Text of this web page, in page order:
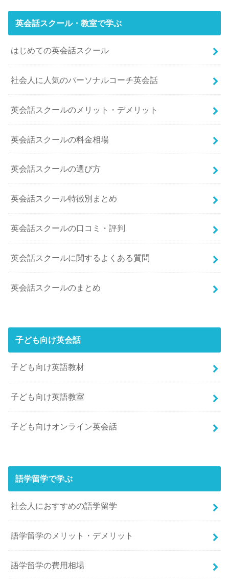
英会話スクール・教室で学ぶ
はじめての英会話スクール
社会人に人気のパーソナルコーチ英会話
英会話スクールのメリット・デメリット
英会話スクールの料金相場
英会話スクールの選び方
英会話スクール特徴別まとめ
英会話スクールの口コミ・評判
英会話スクールに関するよくある質問
英会話スクールのまとめ
子ども向け英会話
子ども向け英語教材
子ども向け英語教室
子ども向けオンライン英会話
語学留学で学ぶ
社会人におすすめの語学留学
語学留学のメリット・デメリット
語学留学の費用相場